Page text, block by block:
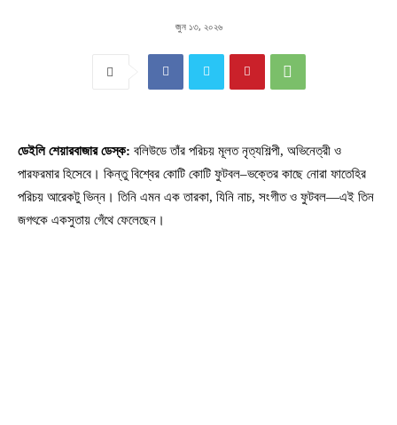
জুন ১৩, ২০২৬
ডেইলি শেয়ারবাজার ডেস্ক: বলিউডে তাঁর পরিচয় মূলত নৃত্যশিল্পী, অভিনেত্রী ও
পারফরমার হিসেবে। কিন্তু বিশ্বের কোটি কোটি ফুটবল–ভক্তের কাছে নোরা ফাতেহির
পরিচয় আরেকটু ভিন্ন। তিনি এমন এক তারকা, যিনি নাচ, সংগীত ও ফুটবল—এই তিন
জগৎকে একসুতায় গেঁথে ফেলেছেন।